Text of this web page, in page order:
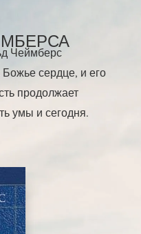
Чеймберс
Божье сердце, и его
продолжает
умы и сегодня.